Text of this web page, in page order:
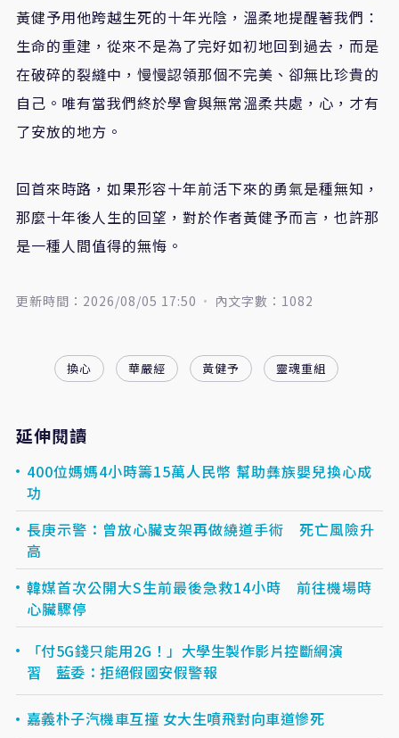
黃健予用他跨越生死的十年光陰，溫柔地提醒著我們：
生命的重建，從來不是為了完好如初地回到過去，而是
在破碎的裂縫中，慢慢認領那個不完美、卻無比珍貴的
自己。唯有當我們終於學會與無常溫柔共處，心，才有
了安放的地方。
回首來時路，如果形容十年前活下來的勇氣是種無知，
那麼十年後人生的回望，對於作者黃健予而言，也許那
是一種人間值得的無悔。
更新時間：2026/08/05 17:50 內文字數：1082
換心 華嚴經 黃健予 靈魂重組
延伸閱讀
400位媽媽4小時籌15萬人民幣 幫助彝族嬰兒換心成
功
長庚示警：曾放心臟支架再做繞道手術 死亡風險升
高
韓媒首次公開大S生前最後急救14小時 前往機場時
心臟驟停
「付5G錢只能用2G！」大學生製作影片控斷網演
習 藍委：拒絕假國安假警報
嘉義朴子汽機車互撞 女大生噴飛對向車道慘死